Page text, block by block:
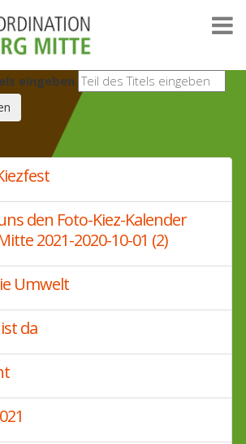
eingeben
den Foto-Kiez-Kalender
2021-2020-10-01 (2)
Umwelt
da